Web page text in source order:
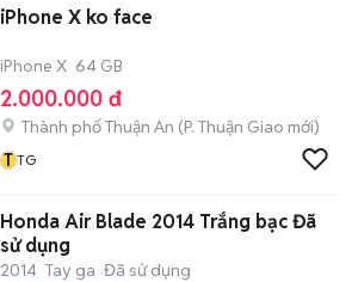
iPhone X ko face
iPhone X 64 GB
2.000.000 đ
Thành phố Thuận An (P. Thuận Giao mới)
T TG
Honda Air Blade 2014 Trắng bạc Đã
sử dụng
2014 Tay ga Đã sử dụng